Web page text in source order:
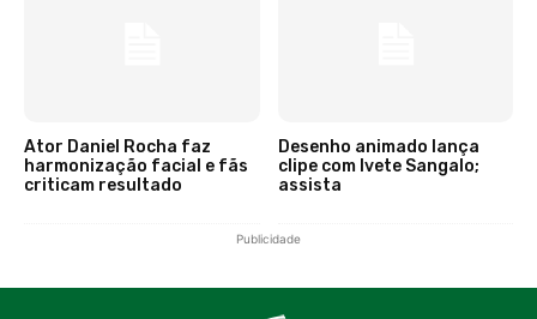
Ator Daniel Rocha faz
harmonização facial e fãs
criticam resultado
Desenho animado lança
clipe com Ivete Sangalo;
assista
Publicidade